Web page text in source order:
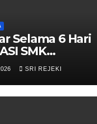
Selama 6 Hari
SMK
5
Berjalan
dan Penuh
SRI REJEKI